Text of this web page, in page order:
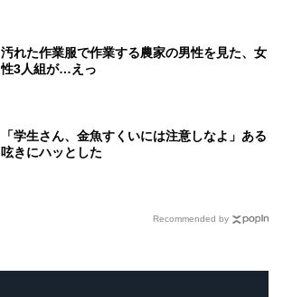
汚れた作業服で作業する農家の男性を見た、女
性3人組が…えっ
「学生さん、金魚すくいには注意しなよ」ある
呟きにハッとした
Recommended by